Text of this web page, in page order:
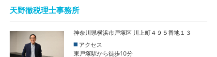
天野徹税理士事務所
神奈川県横浜市戸塚区 川上町４９５番地１３
アクセス
東戸塚駅から徒歩10分